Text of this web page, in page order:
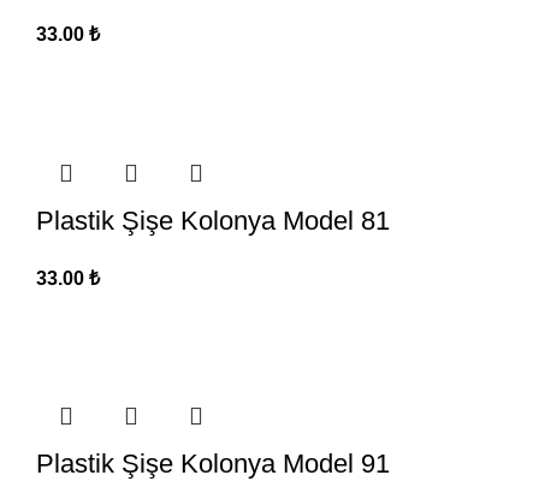
33.00 ₺
Plastik Şişe Kolonya Model 81
33.00 ₺
Plastik Şişe Kolonya Model 91